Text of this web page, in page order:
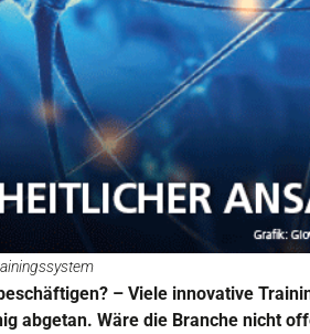
– Viele innovative
abgetan. Wäre die Branche nicht